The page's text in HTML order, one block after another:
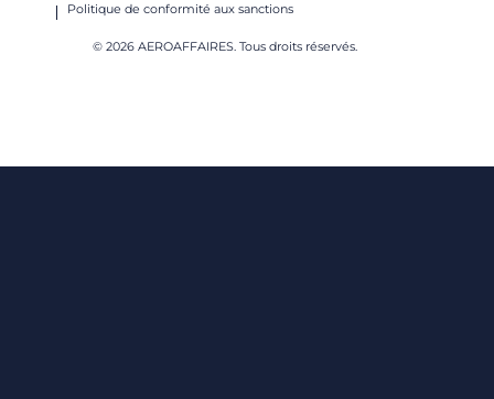
Politique de conformité aux sanctions
© 2026 AEROAFFAIRES. Tous droits réservés.